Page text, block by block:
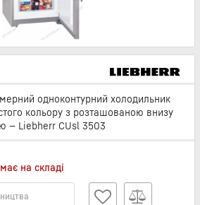
одноконтурний холодильник
кольору з розташованою внизу
— Liebherr CUsl 3503
на складі